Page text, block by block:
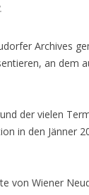
Archives
an dem
der vielen
in den Jänner
von Wiener